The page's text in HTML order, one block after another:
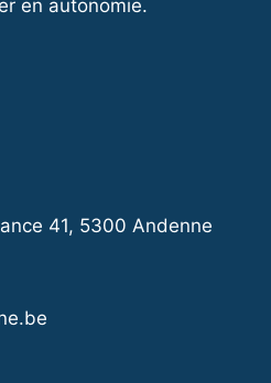
en autonomie.
41, 5300 Andenne